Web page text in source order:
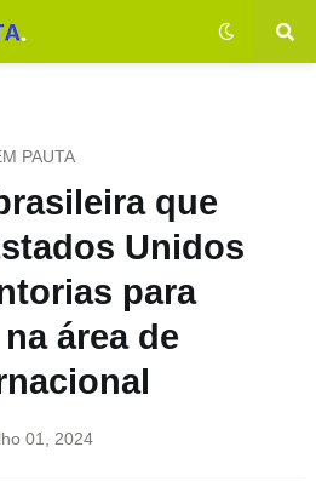
PAUTA
que
Unidos
para
área de
01, 2024